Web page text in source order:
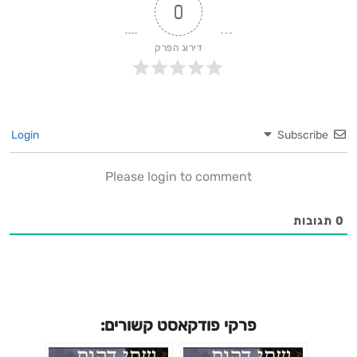
0
דירוג הפרק
Subscribe
Please login to comment
0 תגובות
פרקי פודקאסט קשורים: